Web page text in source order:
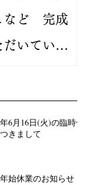
など 完成
いていま
6月16日(火)の臨時休
きまして
始休業のお知らせ